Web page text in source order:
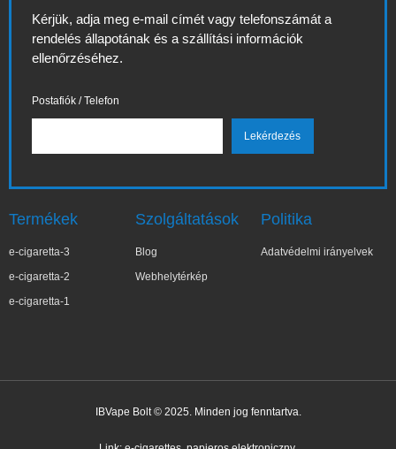
Kérjük, adja meg e-mail címét vagy telefonszámát a
rendelés állapotának és a szállítási információk
ellenőrzéséhez.
Postafiók / Telefon
Termékek
e-cigaretta-3
e-cigaretta-2
e-cigaretta-1
Szolgáltatások
Blog
Webhelytérkép
Politika
Adatvédelmi irányelvek
IBVape Bolt © 2025. Minden jog fenntartva.
✕
Ma***a